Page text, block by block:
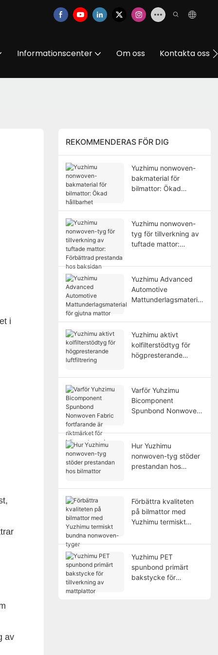
Informationscenter Om oss Kontakta oss
i
av
REKOMMENDERAS FÖR DIG
Yuzhimu nonwoven-
bakmaterial för
bilmattor: Ökad
Yuzhimu nonwoven-
tyg för tillverkning av
tuftade mattor:
hos baksidan
Yuzhimu Advanced
Automotive
Mattunderlagsmaterial
Yuzhimu aktivt
kolfilterstödtyg för
högpresterande
Varför Yuhzimu
Bicomponent
Spunbond Nonwoven
riktmärket för
högpresterande
Hur Yuzhimu
nonwoven-tyg stöder
prestandan hos
Förbättra kvaliteten
på bilmattor med
Yuzhimu termiskt
tyger
Yuzhimu PET
spunbond primärt
bakstycke för